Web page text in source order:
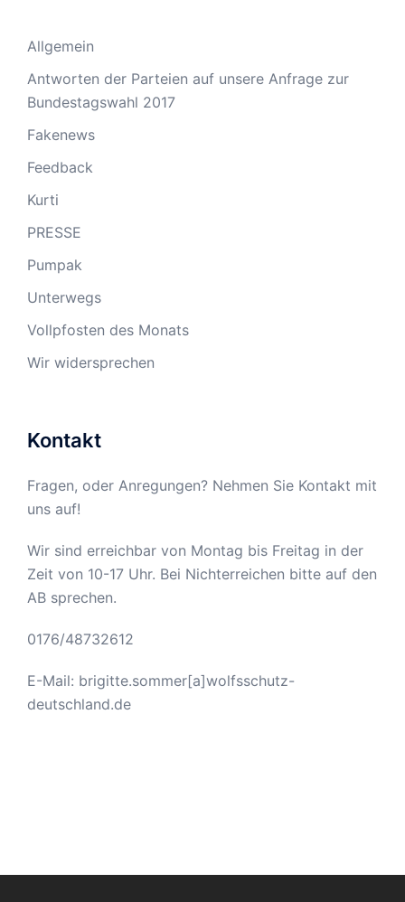
Allgemein
Antworten der Parteien auf unsere Anfrage zur
Bundestagswahl 2017
Fakenews
Feedback
Kurti
PRESSE
Pumpak
Unterwegs
Vollpfosten des Monats
Wir widersprechen
Kontakt
Fragen, oder Anregungen? Nehmen Sie Kontakt mit
uns auf!
Wir sind erreichbar von Montag bis Freitag in der
Zeit von 10-17 Uhr. Bei Nichterreichen bitte auf den
AB sprechen.
0176/48732612
E-Mail: brigitte.sommer[a]wolfsschutz-
deutschland.de